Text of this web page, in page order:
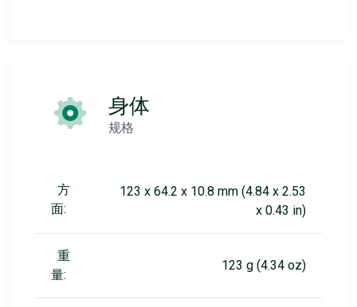
身体
规格
方
面:
123 x 64.2 x 10.8 mm (4.84 x 2.53
x 0.43 in)
重
量:
123 g (4.34 oz)